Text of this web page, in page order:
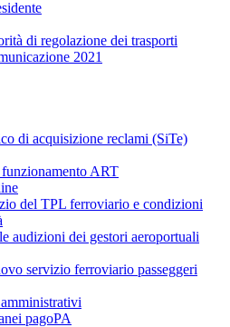
di regolazione dei trasporti
2021
di acquisizione reclami (SiTe)
ART
del TPL ferroviario e condizioni
audizioni dei gestori aeroportuali
servizio ferroviario passeggeri
pagoPA